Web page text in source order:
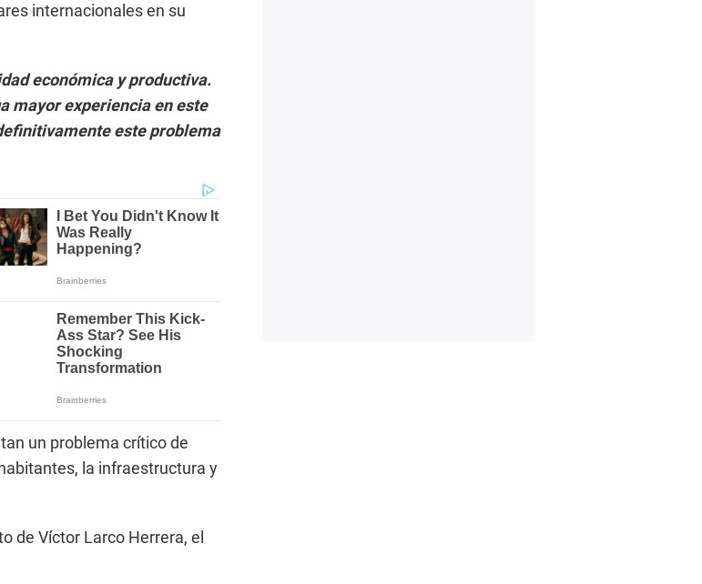
internacionales en su
económica y productiva.
mayor experiencia en este
este problema
un problema crítico de
la infraestructura y
de Víctor Larco Herrera, el